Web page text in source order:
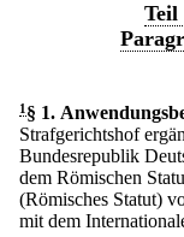
Teil
1 § 1.
Strafgerichtshof
Bundesrepublik
dem Römischen
(Römisches Statut)
mit dem